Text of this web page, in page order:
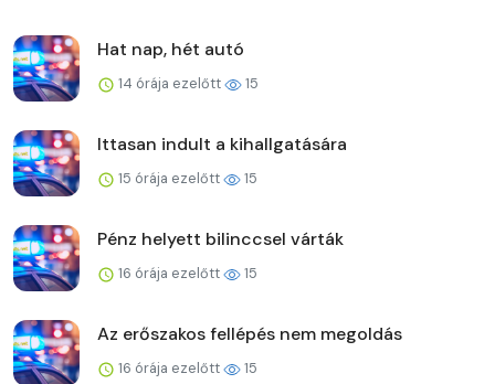
Hat nap, hét autó
14 órája ezelőtt 15
Ittasan indult a kihallgatására
15 órája ezelőtt 15
Pénz helyett bilinccsel várták
16 órája ezelőtt 15
Az erőszakos fellépés nem megoldás
16 órája ezelőtt 15